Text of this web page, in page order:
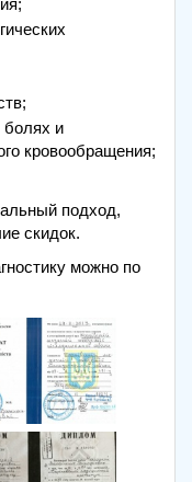
болях и
кровообращения;
подход,
скидок.
можно по